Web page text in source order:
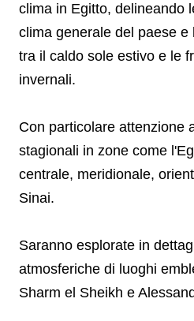
clima in Egitto, delineando
clima generale del paese e
tra il caldo sole estivo e le
invernali.
Con particolare attenzione
stagionali in zone come
centrale, meridionale,
Sinai.
Saranno esplorate in
atmosferiche di luoghi
Sharm el Sheikh e